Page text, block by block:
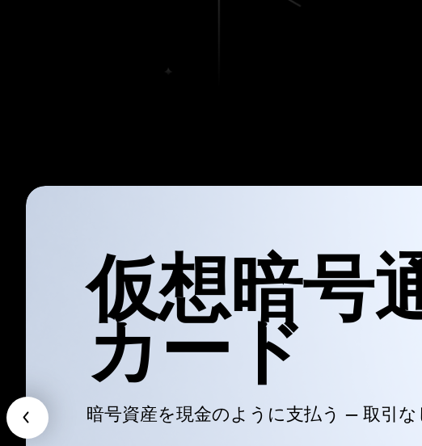
仮想暗号
カード
暗号資産を現金のように支払う — 取引な